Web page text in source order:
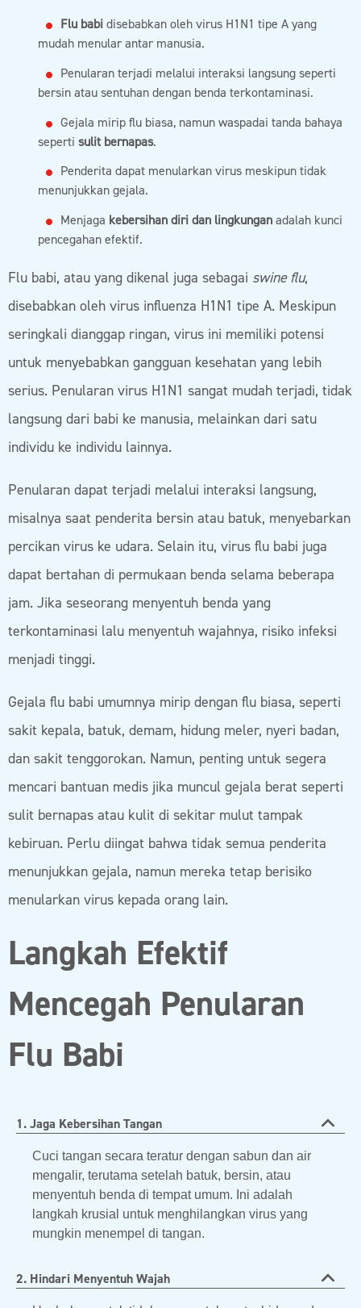
Flu babidisebabkan oleh virus H1N1 tipe A yang
mudah menular antar manusia.
Penularan terjadi melalui interaksi langsung seperti
bersin atau sentuhan dengan benda terkontaminasi.
Gejala mirip flu biasa, namun waspadai tanda bahaya
seperti sulit bernapas.
Penderita dapat menularkan virus meskipun tidak
menunjukkan gejala.
Menjaga kebersihan diri dan lingkunganadalah kunci
pencegahan efektif.
Flu babi, atau yang dikenal juga sebagai swine flu,
disebabkan oleh virus influenza H1N1 tipe A. Meskipun
seringkali dianggap ringan, virus ini memiliki potensi
untuk menyebabkan gangguan kesehatan yang lebih
serius. Penularan virus H1N1 sangat mudah terjadi, tidak
langsung dari babi ke manusia, melainkan dari satu
individu ke individu lainnya.
Penularan dapat terjadi melalui interaksi langsung,
misalnya saat penderita bersin atau batuk, menyebarkan
percikan virus ke udara. Selain itu, virus flu babi juga
dapat bertahan di permukaan benda selama beberapa
jam. Jika seseorang menyentuh benda yang
terkontaminasi lalu menyentuh wajahnya, risiko infeksi
menjadi tinggi.
Gejala flu babi umumnya mirip dengan flu biasa, seperti
sakit kepala, batuk, demam, hidung meler, nyeri badan,
dan sakit tenggorokan. Namun, penting untuk segera
mencari bantuan medis jika muncul gejala berat seperti
sulit bernapas atau kulit di sekitar mulut tampak
kebiruan. Perlu diingat bahwa tidak semua penderita
menunjukkan gejala, namun mereka tetap berisiko
menularkan virus kepada orang lain.
Langkah Efektif
Mencegah Penularan
Flu Babi
1. Jaga Kebersihan Tangan
Cuci tangan secara teratur dengan sabun dan air
mengalir, terutama setelah batuk, bersin, atau
menyentuh benda di tempat umum. Ini adalah
langkah krusial untuk menghilangkan virus yang
mungkin menempel di tangan.
2. Hindari Menyentuh Wajah